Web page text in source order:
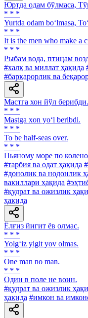
Юртда одам бўлмаса,
* * *
Yurtda odam bo‘lmasa,
* * *
It is the men who make a
* * *
Рыбам вода, птицам
#халқ ва миллат ҳақида
#барқарорлик ва
Мастга хон йўл берибди.
* * *
Mastga xon yo‘l beribdi.
* * *
To be half-seas over.
* * *
Пьяному море по
#тарбия ва одат ҳақида
#донолик ва нодонлик
вакиллари ҳақида
#қудрат ва ожизлик
ҳақида
Ёлғиз йигит ёв олмас.
* * *
Yolg‘iz yigit yov olmas.
* * *
One man no man.
* * *
Один в поле не воин.
#қудрат ва ожизлик
ҳақида #имкон ва